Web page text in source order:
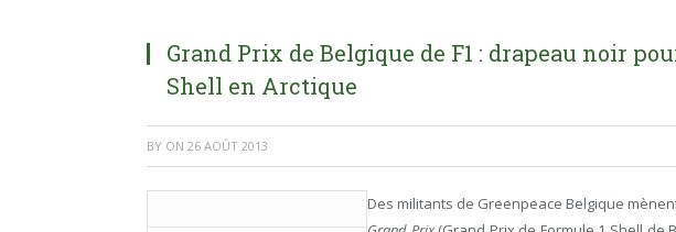
Grand Prix de Belgique de F1 : drapeau noir
Shell en Arctique
BY ON 26 AOÛT 2013
Des militants de Greenpeace Belgique